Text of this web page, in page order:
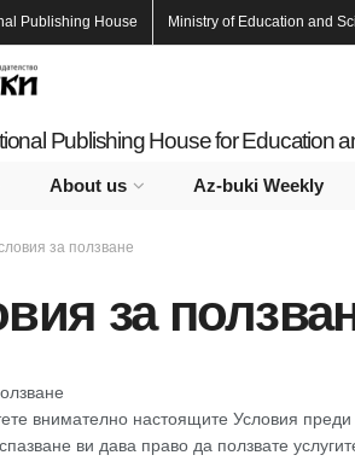
Publishing House Ministry of Education and
Publishing House for Education
About us Az-buki Weekly
за ползване
за
внимателно настоящите Условия
ви дава право да ползвате